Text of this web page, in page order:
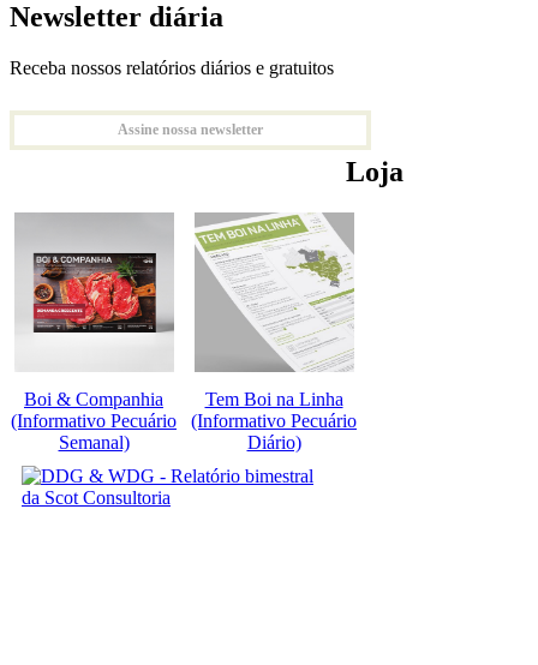
Newsletter diária
Receba nossos relatórios diários e gratuitos
Assine nossa newsletter
Loja
Boi & Companhia
(Informativo Pecuário
Semanal)
Tem Boi na Linha
(Informativo Pecuário
Diário)